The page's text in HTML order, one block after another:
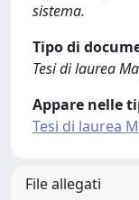
sistema.
Tipo di
Tesi di laurea
Appare nelle
Tesi di laurea
File allegati